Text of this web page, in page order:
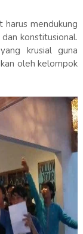
harus mendukung
konstitusional.
krusial guna
oleh kelompok